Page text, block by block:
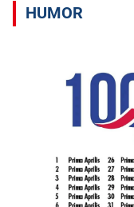
HUMOR